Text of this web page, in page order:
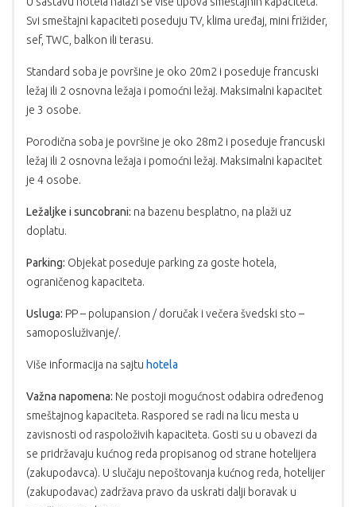
Svi smeštajni kapaciteti poseduju TV, klima uređaj, mini frižider,
sef, TWC, balkon ili terasu.
Standard soba je površine je oko 20m2 i poseduje francuski
ležaj ili 2 osnovna ležaja i pomoćni ležaj. Maksimalni kapacitet
je 3 osobe.
Porodična soba je površine je oko 28m2 i poseduje francuski
ležaj ili 2 osnovna ležaja i pomoćni ležaj. Maksimalni kapacitet
je 4 osobe.
Ležaljke i suncobrani: na bazenu besplatno, na plaži uz
doplatu.
Parking: Objekat poseduje parking za goste hotela,
ograničenog kapaciteta.
Usluga: PP – polupansion / doručak i večera švedski sto –
samoposluživanje/.
Više informacija na sajtu hotela
Važna napomena: Ne postoji mogućnost odabira određenog
smeštajnog kapaciteta. Raspored se radi na licu mesta u
zavisnosti od raspoloživih kapaciteta. Gosti su u obavezi da
se pridržavaju kućnog reda propisanog od strane hotelijera
(zakupodavca). U slučaju nepoštovanja kućnog reda, hotelijer
(zakupodavac) zadržava pravo da uskrati dalji boravak u